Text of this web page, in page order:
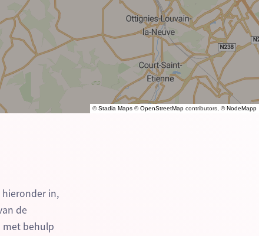
©Stadia Maps ©OpenStreetMap contributors, ©NodeMapp
hieronder in,
de
met behulp